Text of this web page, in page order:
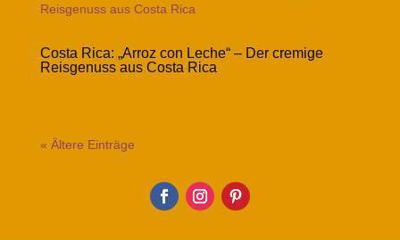
Costa Rica: „Arroz con Leche“ – Der cremige
Reisgenuss aus Costa Rica
« Ältere Einträge